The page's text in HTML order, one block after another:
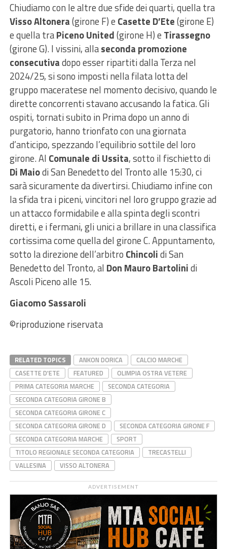
Chiudiamo con le altre due sfide dei quarti, quella tra
Visso Altonera(girone F) e Casette D’Ete(girone E)
e quella traPiceno United(girone H) e Tirassegno
(girone G). I vissini, allaseconda promozione
consecutivadopo esser ripartiti dalla Terza nel
2024/25, si sono imposti nella filata lotta del
gruppo maceratese nel momento decisivo, quando le
dirette concorrenti stavano accusando la fatica. Gli
ospiti, tornati subito in Prima dopo un anno di
purgatorio, hanno trionfato con una giornata
d’anticipo, spezzando l’equilibrio sottile del loro
girone. Al Comunale di Ussita, sotto il fischietto di
Di Maiodi San Benedetto del Tronto alle 15:30, ci
sarà sicuramente da divertirsi. Chiudiamo infine con
la sfida tra i piceni, vincitori nel loro gruppo grazie ad
un attacco formidabile e alla spinta degli scontri
diretti, e i fermani, gli unici a brillare in una classifica
cortissima come quella del girone C. Appuntamento,
sotto la direzione dell’arbitro Chincolidi San
Benedetto del Tronto, al Don Mauro Bartolinidi
Ascoli Piceno alle 15.
Giacomo Sassaroli
©riproduzione riservata
RELATED TOPICS ANKON DORICA
CALCIO MARCHE
CASETTE D'ETE
FEATURED
OLIMPIA OSTRA VETERE
PRIMA CATEGORIA MARCHE
SECONDA CATEGORIA
SECONDA CATEGORIA GIRONE B
SECONDA CATEGORIA GIRONE C
SECONDA CATEGORIA GIRONE D
SECONDA CATEGORIA GIRONE F
SECONDA CATEGORIA MARCHE
SPORT
TITOLO REGIONALE SECONDA CATEGORIA
TRECASTELLI
VALLESINA
VISSO ALTONERA
ADVERTISEMENT